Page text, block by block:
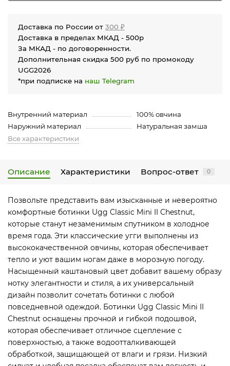
Доставка по России от 300 ₽
Доставка в пределах МКАД - 500р
За МКАД - по договоренности.
Дополнительная скидка 500 руб по промокоду
UGG2026
*при подписке на наш Telegram
Внутренний материал
100% овчина
Наружний материал
Натуральная замша
Все характеристики
Описание Характеристики Вопрос-ответ 0
Позвольте представить вам изысканные и невероятно
комфортные ботинки Ugg Classic Mini II Chestnut,
которые станут незаменимым спутником в холодное
время года. Эти классические угги выполнены из
высококачественной овчины, которая обеспечивает
тепло и уют вашим ногам даже в морозную погоду.
Насыщенный каштановый цвет добавит вашему образу
нотку элегантности и стиля, а их универсальный
дизайн позволит сочетать ботинки с любой
повседневной одеждой. Ботинки Ugg Classic Mini II
Chestnut оснащены прочной и гибкой подошвой,
которая обеспечивает отличное сцепление с
поверхностью, а также водоотталкивающей
обработкой, защищающей от влаги и грязи. Низкий